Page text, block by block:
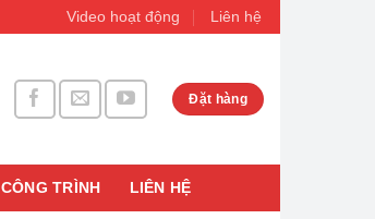
Video hoạt động Liên hệ
Đặt hàng
CÔNG TRÌNH LIÊN HỆ